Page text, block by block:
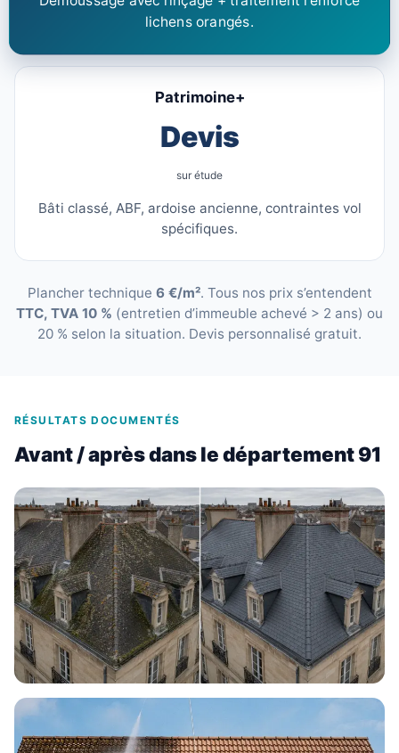
lichens orangés.
Patrimoine+
Devis
sur étude
Bâti classé, ABF, ardoise ancienne, contraintes vol
spécifiques.
Plancher technique 6 €/m². Tous nos prix s’entendent
TTC, TVA 10 % (entretien d’immeuble achevé > 2 ans) ou
20 % selon la situation. Devis personnalisé gratuit.
RÉSULTATS DOCUMENTÉS
Avant / après dans le département 91